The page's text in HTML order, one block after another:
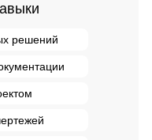
решений